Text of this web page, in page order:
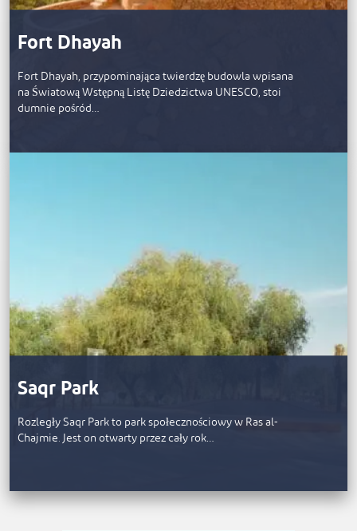
Fort Dhayah
Fort Dhayah, przypominająca twierdzę budowla wpisana
na Światową Wstępną Listę Dziedzictwa UNESCO, stoi
dumnie pośród…
Saqr Park
Rozległy Saqr Park to park społecznościowy w Ras al-
Chajmie. Jest on otwarty przez cały rok…